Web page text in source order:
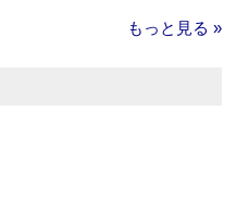
もっと見る »